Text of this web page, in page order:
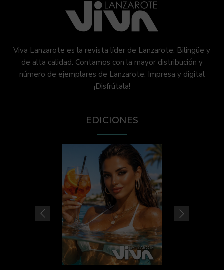
Viva Lanzarote es la revista líder de Lanzarote. Bilingüe y
de alta calidad. Contamos con la mayor distribución y
número de ejemplares de Lanzarote. Impresa y digital
¡Disfrútala!
EDICIONES